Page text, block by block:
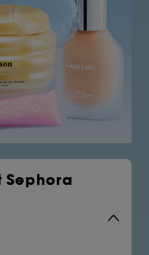
Sephora